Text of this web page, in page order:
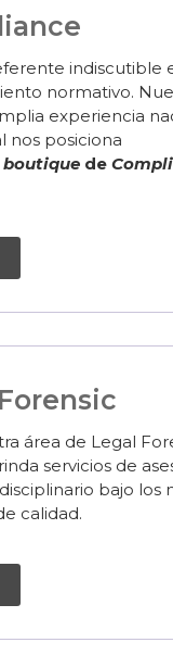
indiscutible
normativo.
experiencia
nos posiciona
boutique de
área de Legal
servicios de
bajo los
calidad.